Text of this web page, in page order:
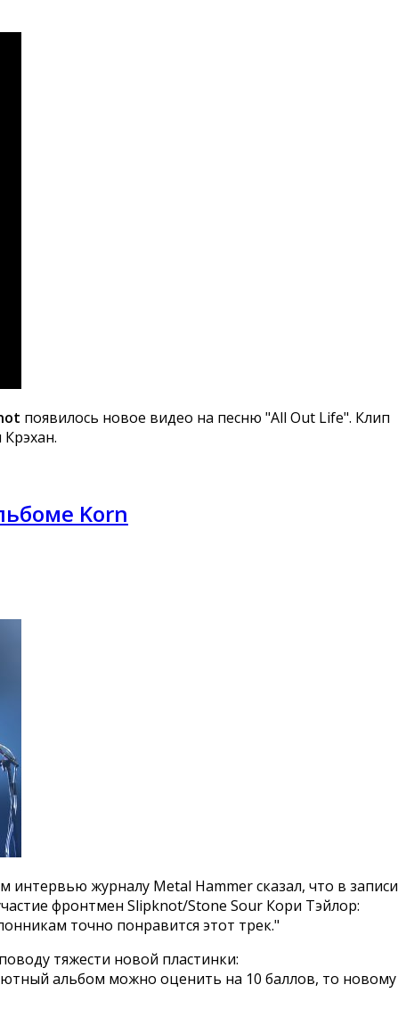
появилось новое видео на песню "All Out Life". Клип
Korn
журналу Metal Hammer сказал, что в записи
фронтмен Slipknot/Stone Sour Кори Тэйлор:
точно понравится этот трек."
тяжести новой пластинки:
альбом можно оценить на 10 баллов, то новому